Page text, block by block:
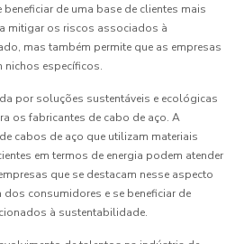
de uma base de clientes mais
mitigar os riscos associados à
mas também permite que as empresas
nichos específicos.
por soluções sustentáveis e ecológicas
os fabricantes de cabo de aço. A
cabos de aço que utilizam materiais
em termos de energia podem atender
que se destacam nesse aspecto
consumidores e se beneficiar de
à sustentabilidade.